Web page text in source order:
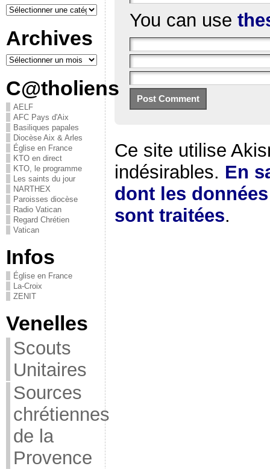
Archives
C@tholiens
AELF
AFC Pays d'Aix
Basiliques papales
Diocèse Aix & Arles
Église en France
KTO en direct
KTO, le programme
Les saints du jour
NARTHEX
Paroisses diocèse
Radio Vatican
Regard Chrétien
Vatican
Infos
Église en France
La-Croix
ZENIT
Venelles
Scouts
Unitaires
Sources
chrétiennes
de la
Provence
You can use
Ce site utilise
indésirables. En
dont les
sont traitées.